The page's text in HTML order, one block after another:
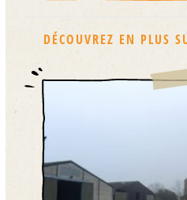
DÉCOUVREZ EN PLUS